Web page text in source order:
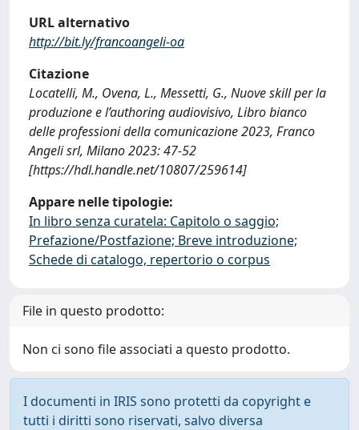
URL alternativo
http://bit.ly/francoangeli-oa
Citazione
Locatelli, M., Ovena, L., Messetti, G., Nuove skill per la
produzione e l’authoring audiovisivo, Libro bianco
delle professioni della comunicazione 2023, Franco
Angeli srl, Milano 2023: 47-52
[https://hdl.handle.net/10807/259614]
Appare nelle tipologie:
In libro senza curatela: Capitolo o saggio;
Prefazione/Postfazione; Breve introduzione;
Schede di catalogo, repertorio o corpus
File in questo prodotto:
Non ci sono file associati a questo prodotto.
I documenti in IRIS sono protetti da copyright e
tutti i diritti sono riservati, salvo diversa